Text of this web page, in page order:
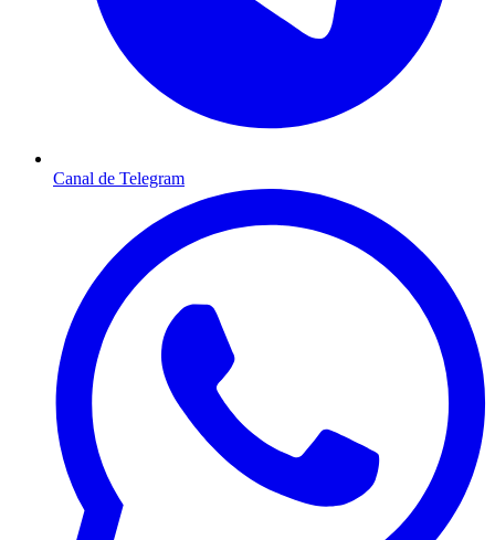
Canal de Telegram